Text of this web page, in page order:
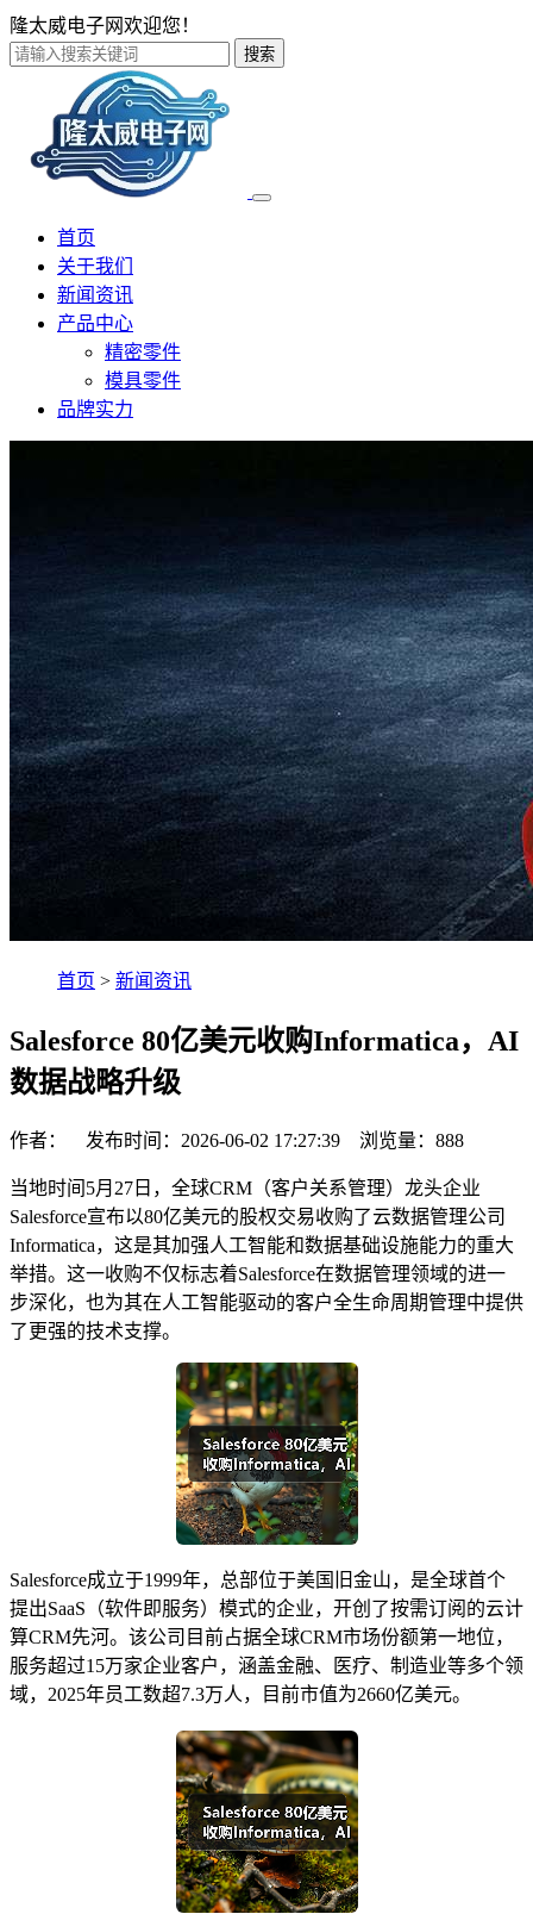
隆太威电子网欢迎您！
搜索
首页
关于我们
新闻资讯
产品中心
精密零件
模具零件
品牌实力
首页 > 新闻资讯
Salesforce 80亿美元收购Informatica，AI
数据战略升级
作者： 发布时间：2026-06-02 17:27:39 浏览量： 888
当地时间5月27日，全球CRM（客户关系管理）龙头企业
Salesforce宣布以80亿美元的股权交易收购了云数据管理公司
Informatica，这是其加强人工智能和数据基础设施能力的重大
举措。这一收购不仅标志着Salesforce在数据管理领域的进一
步深化，也为其在人工智能驱动的客户全生命周期管理中提供
了更强的技术支撑。
Salesforce成立于1999年，总部位于美国旧金山，是全球首个
提出SaaS（软件即服务）模式的企业，开创了按需订阅的云计
算CRM先河。该公司目前占据全球CRM市场份额第一地位，
服务超过15万家企业客户，涵盖金融、医疗、制造业等多个领
域，2025年员工数超7.3万人，目前市值为2660亿美元。